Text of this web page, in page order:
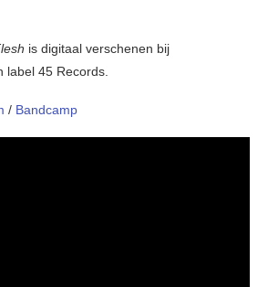
is digitaal verschenen bij
label 45 Records.
/ Bandcamp